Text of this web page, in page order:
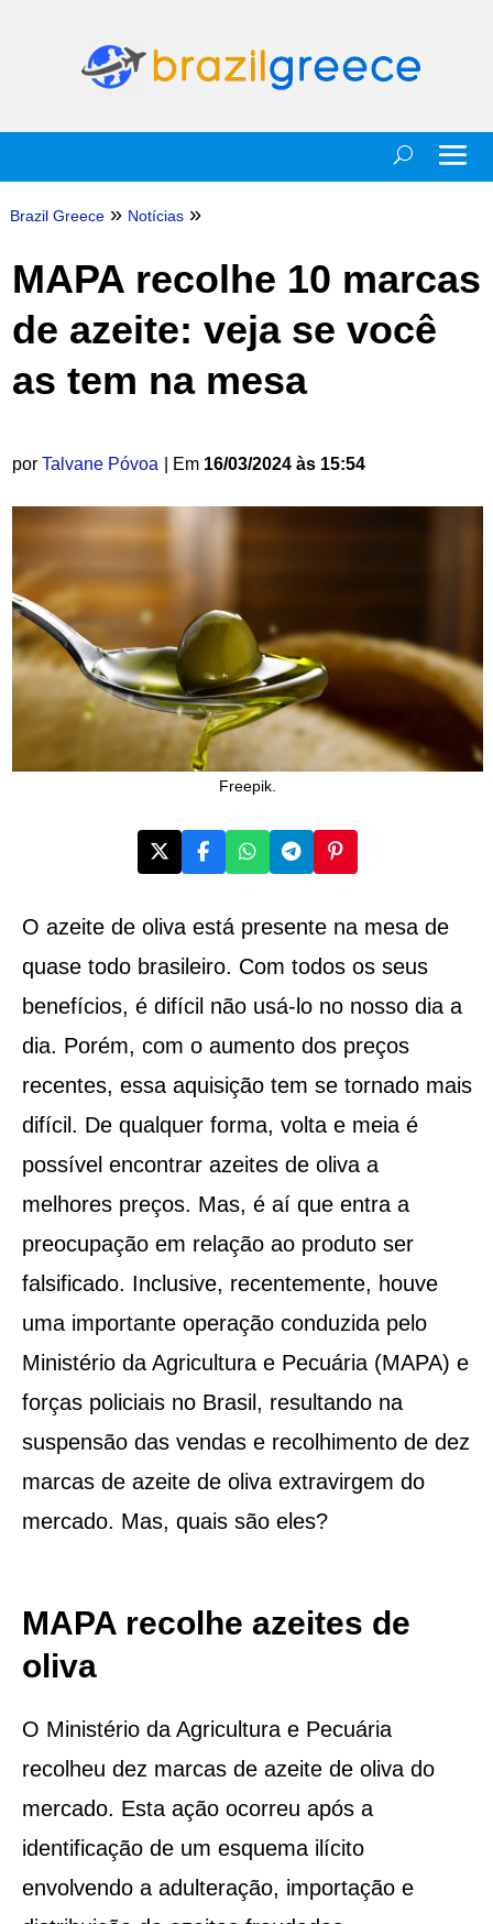
Brazil Greece » Notícias »
MAPA recolhe 10 marcas
de azeite: veja se você
as tem na mesa
por Talvane Póvoa | Em 16/03/2024 às 15:54
Freepik.
O azeite de oliva está presente na mesa de
quase todo brasileiro. Com todos os seus
benefícios, é difícil não usá-lo no nosso dia a
dia. Porém, com o aumento dos preços
recentes, essa aquisição tem se tornado mais
difícil. De qualquer forma, volta e meia é
possível encontrar azeites de oliva a
melhores preços. Mas, é aí que entra a
preocupação em relação ao produto ser
falsificado. Inclusive, recentemente, houve
uma importante operação conduzida pelo
Ministério da Agricultura e Pecuária (MAPA) e
forças policiais no Brasil, resultando na
suspensão das vendas e recolhimento de dez
marcas de azeite de oliva extravirgem do
mercado. Mas, quais são eles?
MAPA recolhe azeites de
oliva
O Ministério da Agricultura e Pecuária
recolheu dez marcas de azeite de oliva do
mercado. Esta ação ocorreu após a
identificação de um esquema ilícito
envolvendo a adulteração, importação e